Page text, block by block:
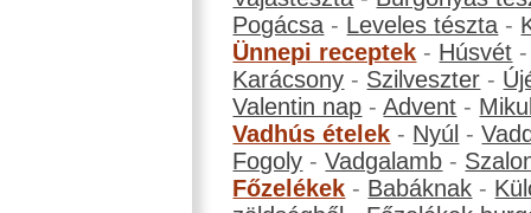
Pogácsa - Leveles tészta -
Ünnepi receptek - Húsvét
Karácsony - Szilveszter -
Valentin nap -Advent -
Vadhús ételek - Nyúl -
Fogoly -Vadgalamb -
Főzelékek - Babáknak -